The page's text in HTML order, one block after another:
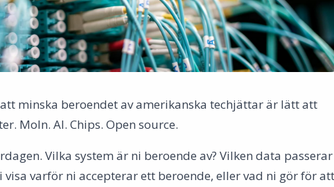
minska beroendet av amerikanska techjättar är lätt att
Moln. AI. Chips. Open source.
Vilka system är ni beroende av? Vilken data passerar
visa varför ni accepterar ett beroende, eller vad ni gör för att